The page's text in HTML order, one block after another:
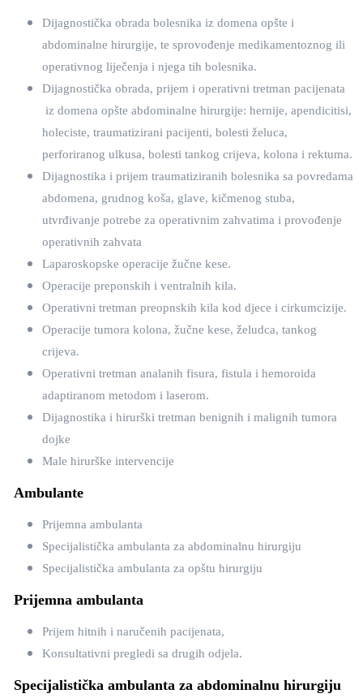
Dijagnostička obrada bolesnika iz domena opšte i
abdominalne hirurgije, te sprovođenje medikamentoznog ili
operativnog liječenja i njega tih bolesnika.
Dijagnostička obrada, prijem i operativni tretman pacijenata
iz domena opšte abdominalne hirurgije: hernije, apendicitisi,
holeciste, traumatizirani pacijenti, bolesti želuca,
perforiranog ulkusa, bolesti tankog crijeva, kolona i rektuma.
Dijagnostika i prijem traumatiziranih bolesnika sa povredama
abdomena, grudnog koša, glave, kičmenog stuba,
utvrđivanje potrebe za operativnim zahvatima i provođenje
operativnih zahvata
Laparoskopske operacije žučne kese.
Operacije preponskih i ventralnih kila.
Operativni tretman preopnskih kila kod djece i cirkumcizije.
Operacije tumora kolona, žučne kese, želudca, tankog
crijeva.
Operativni tretman analanih fisura, fistula i hemoroida
adaptiranom metodom i laserom.
Dijagnostika i hirurški tretman benignih i malignih tumora
dojke
Male hirurške intervencije
Ambulante
Prijemna ambulanta
Specijalistička ambulanta za abdominalnu hirurgiju
Specijalistička ambulanta za opštu hirurgiju
Prijemna ambulanta
Prijem hitnih i naručenih pacijenata,
Konsultativni pregledi sa drugih odjela.
Specijalistička ambulanta za abdominalnu hirurgiju